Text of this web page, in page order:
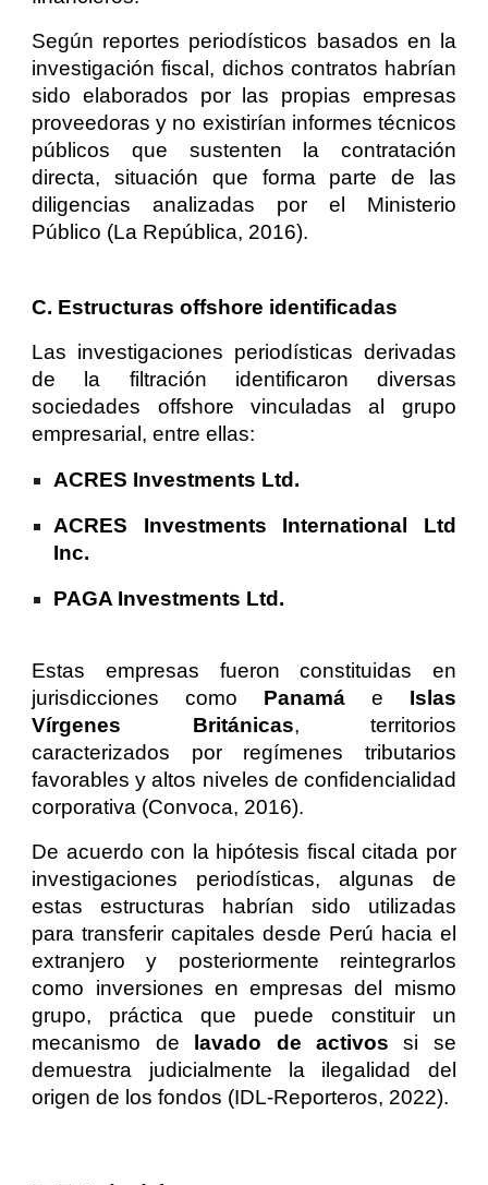
Según reportes periodísticos basados en la
investigación fiscal, dichos contratos habrían
sido elaborados por las propias empresas
proveedoras y no existirían informes técnicos
públicos que sustenten la contratación
directa, situación que forma parte de las
diligencias analizadas por el Ministerio
Público (La República, 2016).
C. Estructuras offshore identificadas
Las investigaciones periodísticas derivadas
de la filtración identificaron diversas
sociedades offshore vinculadas al grupo
empresarial, entre ellas:
ACRES Investments Ltd.
ACRES Investments International Ltd
Inc.
PAGA Investments Ltd.
Estas empresas fueron constituidas en
jurisdicciones como Panamá e Islas
Vírgenes Británicas, territorios
caracterizados por regímenes tributarios
favorables y altos niveles de confidencialidad
corporativa (Convoca, 2016).
De acuerdo con la hipótesis fiscal citada por
investigaciones periodísticas, algunas de
estas estructuras habrían sido utilizadas
para transferir capitales desde Perú hacia el
extranjero y posteriormente reintegrarlos
como inversiones en empresas del mismo
grupo, práctica que puede constituir un
mecanismo de
lavado de activos si se
demuestra judicialmente la ilegalidad del
origen de los fondos (IDL-Reporteros, 2022).